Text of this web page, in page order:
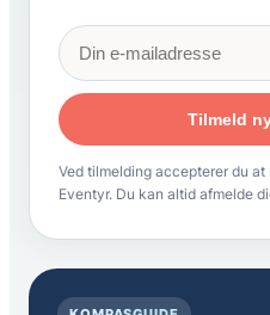
Tilmeld
Ved tilmelding accepterer du
Eventyr. Du kan altid afmelde